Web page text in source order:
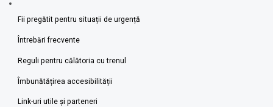
Fii pregătit pentru situații de urgență
Întrebări frecvente
Reguli pentru călătoria cu trenul
Îmbunătățirea accesibilității
Link-uri utile şi parteneri